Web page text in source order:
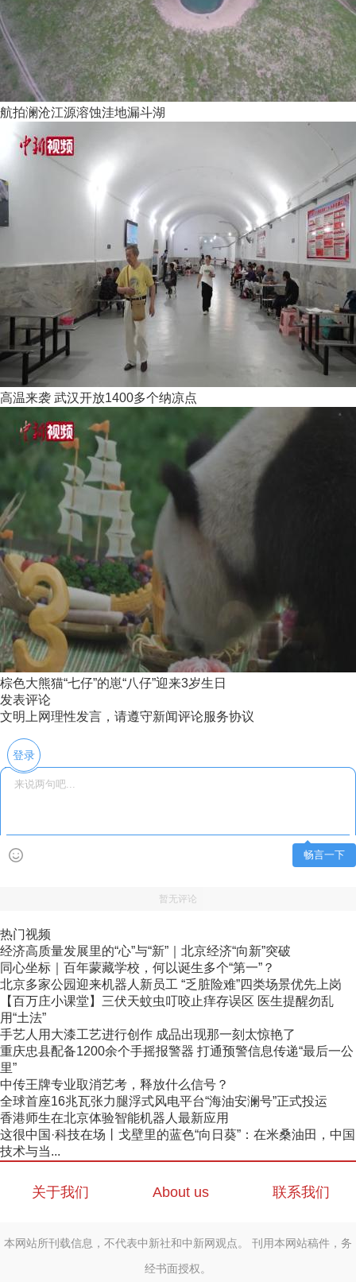
航拍澜沧江源溶蚀洼地漏斗湖
高温来袭 武汉开放1400多个纳凉点
棕色大熊猫“七仔”的崽“八仔”迎来3岁生日
发表评论
文明上网理性发言，请遵守新闻评论服务协议
登录
畅言一下
暂无评论
热门视频
经济高质量发展里的“心”与“新”｜北京经济“向新”突破
同心坐标｜百年蒙藏学校，何以诞生多个“第一”？
北京多家公园迎来机器人新员工 “乏脏险难”四类场景优先上岗
【百万庄小课堂】三伏天蚊虫叮咬止痒存误区 医生提醒勿乱
用“土法”
手艺人用大漆工艺进行创作 成品出现那一刻太惊艳了
重庆忠县配备1200余个手摇报警器 打通预警信息传递“最后一公
里”
中传王牌专业取消艺考，释放什么信号？
全球首座16兆瓦张力腿浮式风电平台“海油安澜号”正式投运
香港师生在北京体验智能机器人最新应用
这很中国·科技在场丨戈壁里的蓝色“向日葵”：在米桑油田，中国
技术与当...
关于我们 About us 联系我们
本网站所刊载信息，不代表中新社和中新网观点。 刊用本网站稿件，务
经书面授权。